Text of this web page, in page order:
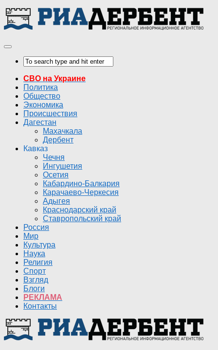
СВО на Украине
Политика
Общество
Экономика
Происшествия
Дагестан
Махачкала
Дербент
Кавказ
Чечня
Ингушетия
Осетия
Кабардино-Балкария
Карачаево-Черкесия
Адыгея
Краснодарский край
Ставропольский край
Россия
Мир
Культура
Наука
Религия
Спорт
Взгляд
Блоги
РЕКЛАМА
Контакты